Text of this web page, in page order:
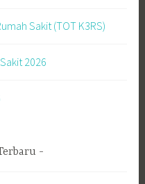
Sakit (TOT K3RS)
2026